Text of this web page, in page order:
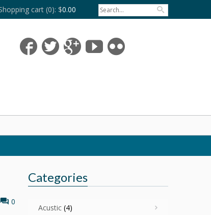
cart (0): $0.00
0
Categories
Acustic(4)